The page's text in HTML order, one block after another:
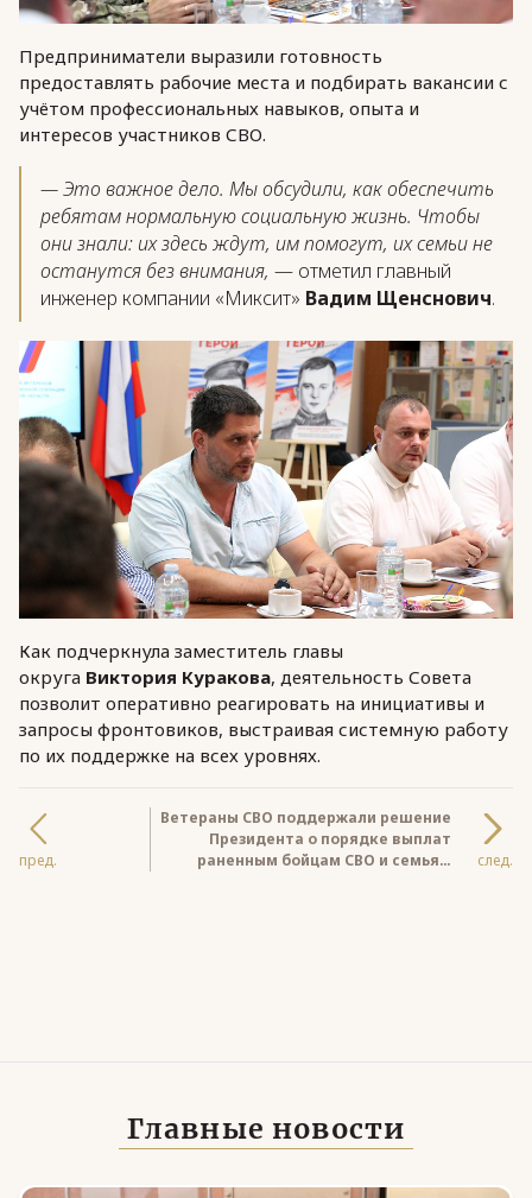
Предприниматели выразили готовность
предоставлять рабочие места и подбирать вакансии с
учётом профессиональных навыков, опыта и
интересов участников СВО.
— Это важное дело. Мы обсудили, как обеспечить
ребятам нормальную социальную жизнь. Чтобы
они знали: их здесь ждут, им помогут, их семьи не
останутся без внимания, — отметил главный
инженер компании «Миксит» Вадим Щенснович.
Как подчеркнула заместитель главы
округа Виктория Куракова, деятельность Совета
позволит оперативно реагировать на инициативы и
запросы фронтовиков, выстраивая системную работу
по их поддержке на всех уровнях.
пред.
Ветераны СВО поддержали решение
Президента о порядке выплат
раненным бойцам СВО и семьям
след.
Главные новости